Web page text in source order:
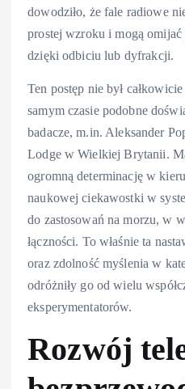
dowodziło, że fale radiowe
prostej wzroku i mogą
dzięki odbiciu lub dyfrakcji.
Ten postęp nie był
samym czasie podobne
badacze, m.in. Aleksander
Lodge w Wielkiej Brytanii.
ogromną determinację w
naukowej ciekawostki w
do zastosowań na morzu, w
łączności. To właśnie ta
oraz zdolność myślenia w
odróżniły go od wielu
eksperymentatorów.
Rozwój